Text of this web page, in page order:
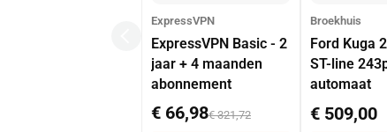
ExpressVPN
ExpressVPN Basic - 2
jaar + 4 maanden
abonnement
€ 66,98€ 321,72
Broekhuis
Ford Kuga
ST-line
automaat
€ 509,00